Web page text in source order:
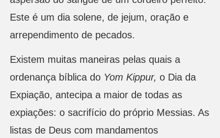
Este é um dia solene, de jejum, oração e
arrependimento de pecados.
Existem muitas maneiras pelas quais a
ordenança bíblica do Yom Kippur, o Dia da
Expiação, antecipa a maior de todas as
expiações: o sacrifício do próprio Messias. As
listas de Deus com mandamentos